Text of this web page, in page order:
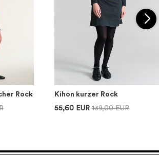
Rock
Kihon kurzer Rock
55,60 EUR 139,00 EUR